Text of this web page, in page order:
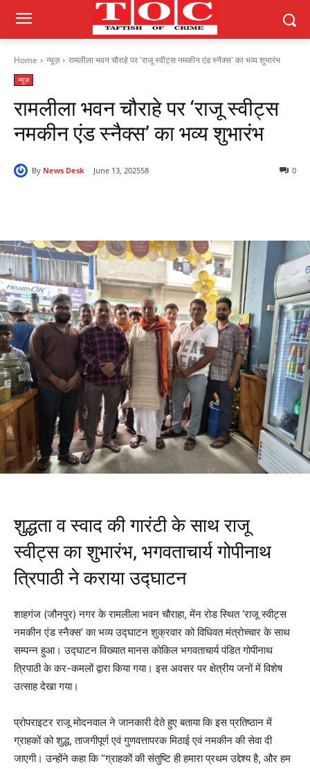
Home न्यूज़ रामलीला भवन चौराहे पर 'राजू स्वीट्स नमकीन एंड स्नैक्स' का भव्य शुभारंभ
न्यूज़
रामलीला भवन चौराहे पर ‘राजू स्वीट्स
नमकीन एंड स्नैक्स’ का भव्य शुभारंभ
By News Desk June 13, 2025 0
58
शुद्धता व स्वाद की गारंटी के साथ राजू
स्वीट्स का शुभारंभ, भगवताचार्य गोपीनाथ
त्रिपाठी ने कराया उद्घाटन
शाहगंज (जौनपुर) नगर के रामलीला भवन चौराहा, मेंन रोड स्थित ‘राजू स्वीट्स
नमकीन एंड स्नैक्स’ का भव्य उद्घाटन शुक्रवार को विधिवत मंत्रोच्चार के साथ
सम्पन्न हुआ। उद्घाटन विख्यात मानस कोकिल भगवताचार्य पंडित गोपीनाथ
त्रिपाठी के कर-कमलों द्वारा किया गया। इस अवसर पर क्षेत्रीय जनों में विशेष
उत्साह देखा गया।
प्रोपराइटर राजू मोदनवाल ने जानकारी देते हुए बताया कि इस प्रतिष्ठान में
ग्राहकों को शुद्ध, ताजगीपूर्ण एवं गुणवत्तापरक मिठाई एवं नमकीन की सेवा दी
जाएगी। उन्होंने कहा कि “ग्राहकों की संतुष्टि ही हमारा प्रथम उद्देश्य है, और हम